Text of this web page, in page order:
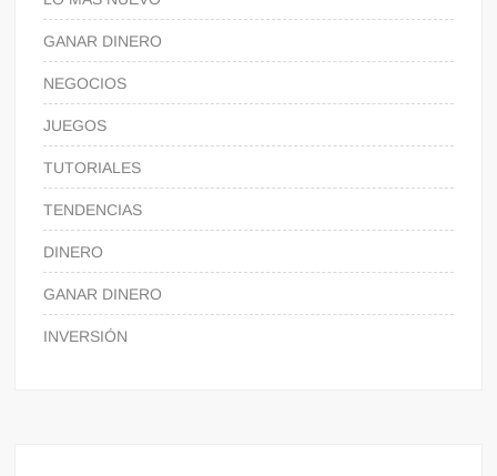
GANAR DINERO
NEGOCIOS
JUEGOS
TUTORIALES
TENDENCIAS
DINERO
GANAR DINERO
INVERSIÓN